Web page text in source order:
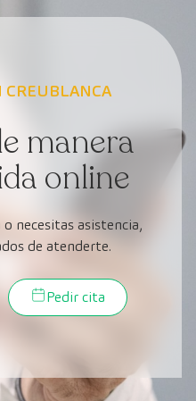
CREUBLANCA
manera
online
necesitas asistencia,
de atenderte.
Pedir cita